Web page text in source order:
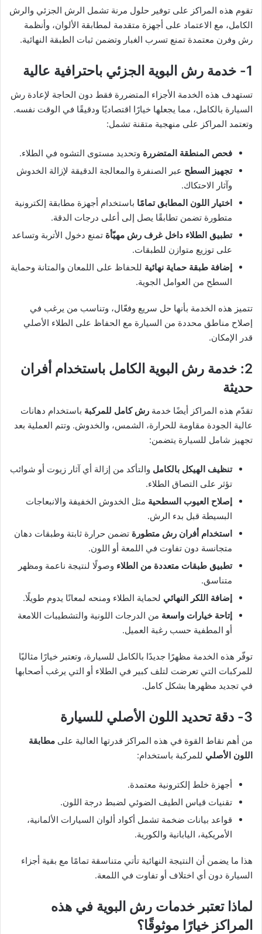
تقوم هذه المراكز على توفير حلول مرنة تشمل الرش الجزئي والرش
الكامل، مع الاعتماد على أجهزة متقدمة لمطابقة الألوان، وأنظمة
رش وفرن معتمدة تمنع تسرب الغبار وتضمن ثبات الطبقة النهائية.
1- خدمة رش البوية الجزئي باحترافية عالية
تستهدف هذه الخدمة الأجزاء المتضررة فقط دون الحاجة لإعادة رش
السيارة بالكامل، مما يجعلها خيارًا اقتصاديًا ودقيقًا في الوقت نفسه.
وتعتمد المراكز على منهجية متقنة تشمل:
فحص المنطقة المتضررة وتحديد مستوى التشوه في الطلاء.
تجهيز السطح عبر الصنفرة والمعالجة الدقيقة لإزالة الخدوش
وآثار الاحتكاك.
اختيار اللون المطابق تمامًا باستخدام أجهزة مطابقة إلكترونية
متطورة تضمن تطابقًا يصل إلى أعلى درجات الدقة.
تطبيق الطلاء داخل غرف رش مهيّأة تمنع دخول الأتربة وتساعد
على توزيع متوازن للطبقات.
إضافة طبقة حماية نهائية للحفاظ على اللمعان والمتانة وحماية
السطح من العوامل الجوية.
تتميز هذه الخدمة بأنها حل سريع وفعّال، وتناسب من يرغب في
إصلاح مناطق محددة من السيارة مع الحفاظ على الطلاء الأصلي
قدر الإمكان.
2: خدمة رش البوية الكامل باستخدام أفران
حديثة
تقدّم هذه المراكز أيضًا خدمة رش كامل للمركبة باستخدام دهانات
عالية الجودة مقاومة للحرارة، الشمس، والخدوش. وتتم العملية بعد
تجهيز شامل للسيارة يتضمن:
تنظيف الهيكل بالكامل والتأكد من إزالة أي آثار زيوت أو شوائب
تؤثر على التصاق الطلاء.
إصلاح العيوب السطحية مثل الخدوش الخفيفة والانبعاجات
البسيطة قبل بدء الرش.
استخدام أفران رش متطورة تضمن حرارة ثابتة وطبقات دهان
متجانسة دون تفاوت في اللمعة أو اللون.
تطبيق طبقات متعددة من الطلاء وصولًا لنتيجة ناعمة ومظهر
متناسق.
إضافة اللكر النهائي لحماية الطلاء ومنحه لمعانًا يدوم طويلًا.
إتاحة خيارات واسعة من الدرجات اللونية والتشطيبات اللامعة
أو المطفية حسب رغبة العميل.
توفّر هذه الخدمة مظهرًا جديدًا بالكامل للسيارة، وتعتبر خيارًا مثاليًا
للمركبات التي تعرضت لتلف كبير في الطلاء أو التي يرغب أصحابها
في تجديد مظهرها بشكل كامل.
3- دقة تحديد اللون الأصلي للسيارة
من أهم نقاط القوة في هذه المراكز قدرتها العالية على مطابقة
اللون الأصلي للمركبة باستخدام:
أجهزة خلط إلكترونية معتمدة.
تقنيات قياس الطيف الضوئي لضبط درجة اللون.
قواعد بيانات ضخمة تشمل أكواد ألوان السيارات الألمانية،
الأمريكية، اليابانية والكورية.
هذا ما يضمن أن النتيجة النهائية تأتي متناسقة تمامًا مع بقية أجزاء
السيارة دون أي اختلاف أو تفاوت في اللمعة.
لماذا تعتبر خدمات رش البوية في هذه
المراكز خيارًا موثوقًا؟